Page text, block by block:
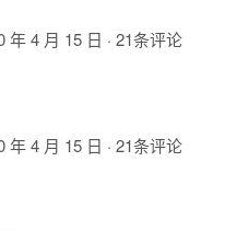
年 4 月 15 日 · 21条评论
年 4 月 15 日 · 21条评论